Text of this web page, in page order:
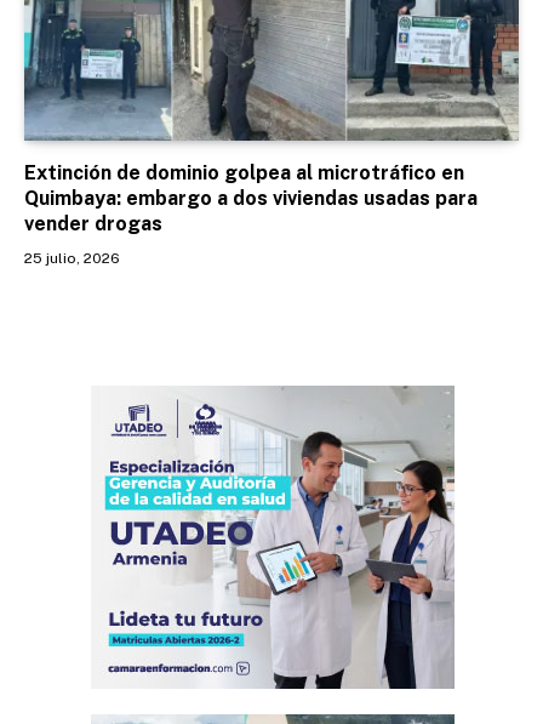
Extinción de dominio golpea al microtráfico en
Quimbaya: embargo a dos viviendas usadas para
vender drogas
25 julio, 2026